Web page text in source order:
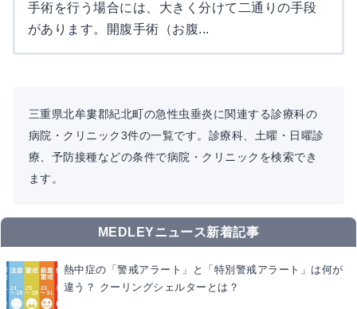
手術を行う場合には、大きく分けて二通りの手段
があります。開腹手術（お腹...
三重県北牟婁郡紀北町の急性虫垂炎に関連する診療科の
病院・クリニック3件の一覧です。診療科、土曜・日曜診
療、予防接種などの条件で病院・クリニックを検索でき
ます。
MEDLEYニュース新着記事
熱中症の「警戒アラート」と「特別警戒アラート」は何が
違う？ クーリングシェルターとは？